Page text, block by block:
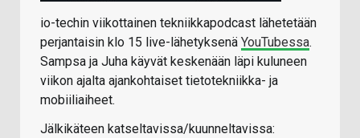
io-techin viikottainen tekniikkapodcast lähetetään
perjantaisin klo 15 live-lähetyksenä YouTubessa.
Sampsa ja Juha käyvät keskenään läpi kuluneen
viikon ajalta ajankohtaiset tietotekniikka- ja
mobiiliaiheet.
Jälkikäteen katseltavissa/kuunneltavissa: